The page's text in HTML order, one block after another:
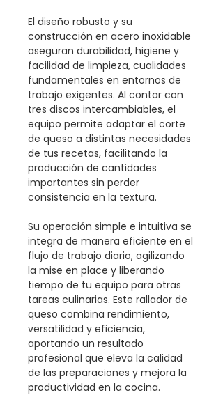
El diseño robusto y su
construcción en acero inoxidable
aseguran durabilidad, higiene y
facilidad de limpieza, cualidades
fundamentales en entornos de
trabajo exigentes. Al contar con
tres discos intercambiables, el
equipo permite adaptar el corte
de queso a distintas necesidades
de tus recetas, facilitando la
producción de cantidades
importantes sin perder
consistencia en la textura.
Su operación simple e intuitiva se
integra de manera eficiente en el
flujo de trabajo diario, agilizando
la mise en place y liberando
tiempo de tu equipo para otras
tareas culinarias. Este rallador de
queso combina rendimiento,
versatilidad y eficiencia,
aportando un resultado
profesional que eleva la calidad
de las preparaciones y mejora la
productividad en la cocina.